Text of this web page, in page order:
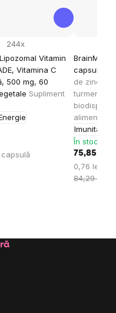
Vitamin
Vitamina C
500 mg, 60
Supliment
244x
capsulă
BrainMax
capsule
de zinc,
turmeric
alimentar
Imunitate
În stoc
75,85 lei
Evaluare
preţ:
0,76 lei / 1
84,29 lei